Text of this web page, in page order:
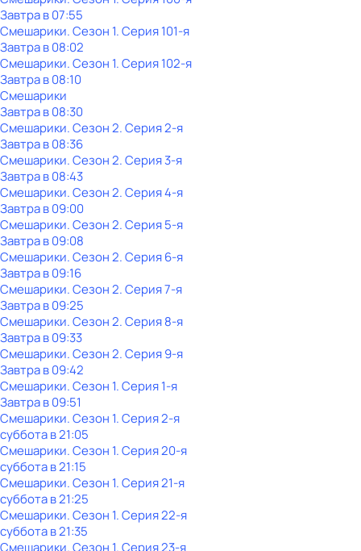
Завтра в 07:55
Смешарики. Сезон 1. Серия 101-я
Завтра в 08:02
Смешарики. Сезон 1. Серия 102-я
Завтра в 08:10
Смешарики
Завтра в 08:30
Смешарики. Сезон 2. Серия 2-я
Завтра в 08:36
Смешарики. Сезон 2. Серия 3-я
Завтра в 08:43
Смешарики. Сезон 2. Серия 4-я
Завтра в 09:00
Смешарики. Сезон 2. Серия 5-я
Завтра в 09:08
Смешарики. Сезон 2. Серия 6-я
Завтра в 09:16
Смешарики. Сезон 2. Серия 7-я
Завтра в 09:25
Смешарики. Сезон 2. Серия 8-я
Завтра в 09:33
Смешарики. Сезон 2. Серия 9-я
Завтра в 09:42
Смешарики. Сезон 1. Серия 1-я
Завтра в 09:51
Смешарики. Сезон 1. Серия 2-я
субботав21:05
Смешарики. Сезон 1. Серия 20-я
субботав21:15
Смешарики. Сезон 1. Серия 21-я
субботав21:25
Смешарики. Сезон 1. Серия 22-я
субботав21:35
Смешарики. Сезон 1. Серия 23-я